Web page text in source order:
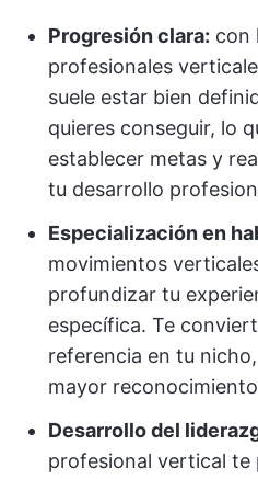
Progresión clara: con
profesionales
suele estar bien
quieres conseguir, lo
establecer metas y
tu desarrollo
Especialización en
movimientos
profundizar tu
específica. Te
referencia en tu
mayor
Desarrollo del
profesional vertical